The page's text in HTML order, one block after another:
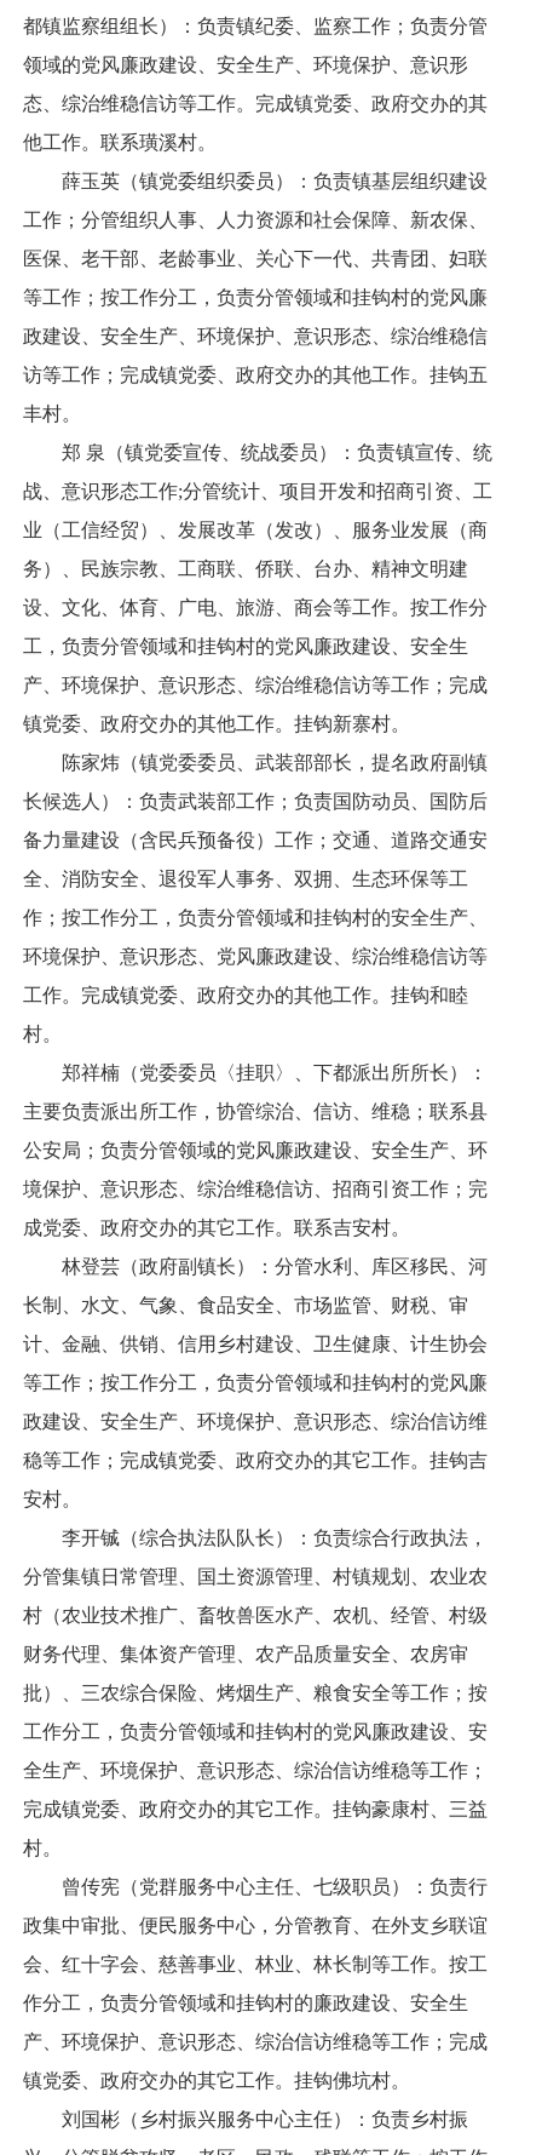
都镇监察组组长）：负责镇纪委、监察工作；负责分管
领域的党风廉政建设、安全生产、环境保护、意识形
态、综治维稳信访等工作。完成镇党委、政府交办的其
他工作。联系璜溪村。
薛玉英（镇党委组织委员）：负责镇基层组织建设
工作；分管组织人事、人力资源和社会保障、新农保、
医保、老干部、老龄事业、关心下一代、共青团、妇联
等工作；按工作分工，负责分管领域和挂钩村的党风廉
政建设、安全生产、环境保护、意识形态、综治维稳信
访等工作；完成镇党委、政府交办的其他工作。挂钩五
丰村。
郑 泉（镇党委宣传、统战委员）：负责镇宣传、统
战、意识形态工作;分管统计、项目开发和招商引资、工
业（工信经贸）、发展改革（发改）、服务业发展（商
务）、民族宗教、工商联、侨联、台办、精神文明建
设、文化、体育、广电、旅游、商会等工作。按工作分
工，负责分管领域和挂钩村的党风廉政建设、安全生
产、环境保护、意识形态、综治维稳信访等工作；完成
镇党委、政府交办的其他工作。挂钩新寨村。
陈家炜（镇党委委员、武装部部长，提名政府副镇
长候选人）：负责武装部工作；负责国防动员、国防后
备力量建设（含民兵预备役）工作；交通、道路交通安
全、消防安全、退役军人事务、双拥、生态环保等工
作；按工作分工，负责分管领域和挂钩村的安全生产、
环境保护、意识形态、党风廉政建设、综治维稳信访等
工作。完成镇党委、政府交办的其他工作。挂钩和睦
村。
郑祥楠（党委委员〈挂职〉、下都派出所所长）：
主要负责派出所工作，协管综治、信访、维稳；联系县
公安局；负责分管领域的党风廉政建设、安全生产、环
境保护、意识形态、综治维稳信访、招商引资工作；完
成党委、政府交办的其它工作。联系吉安村。
林登芸（政府副镇长）：分管水利、库区移民、河
长制、水文、气象、食品安全、市场监管、财税、审
计、金融、供销、信用乡村建设、卫生健康、计生协会
等工作；按工作分工，负责分管领域和挂钩村的党风廉
政建设、安全生产、环境保护、意识形态、综治信访维
稳等工作；完成镇党委、政府交办的其它工作。挂钩吉
安村。
李开铖（综合执法队队长）：负责综合行政执法，
分管集镇日常管理、国土资源管理、村镇规划、农业农
村（农业技术推广、畜牧兽医水产、农机、经管、村级
财务代理、集体资产管理、农产品质量安全、农房审
批）、三农综合保险、烤烟生产、粮食安全等工作；按
工作分工，负责分管领域和挂钩村的党风廉政建设、安
全生产、环境保护、意识形态、综治信访维稳等工作；
完成镇党委、政府交办的其它工作。挂钩豪康村、三益
村。
曾传宪（党群服务中心主任、七级职员）：负责行
政集中审批、便民服务中心，分管教育、在外支乡联谊
会、红十字会、慈善事业、林业、林长制等工作。按工
作分工，负责分管领域和挂钩村的廉政建设、安全生
产、环境保护、意识形态、综治信访维稳等工作；完成
镇党委、政府交办的其它工作。挂钩佛坑村。
刘国彬（乡村振兴服务中心主任）：负责乡村振